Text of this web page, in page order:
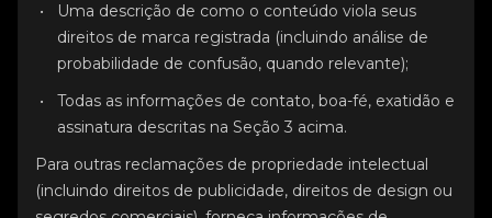
Uma descrição de como o conteúdo viola seus
direitos de marca registrada (incluindo análise de
probabilidade de confusão, quando relevante);
Todas as informações de contato, boa-fé, exatidão e
assinatura descritas na Seção 3 acima.
Para outras reclamações de propriedade intelectual
(incluindo direitos de publicidade, direitos de design ou